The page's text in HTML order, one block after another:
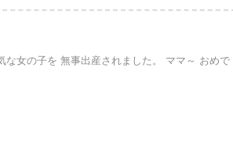
な女の子を 無事出産されました。 ママ～ おめで